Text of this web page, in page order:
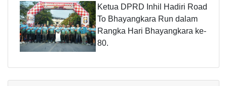
Ketua DPRD Inhil Hadiri Road
To Bhayangkara Run dalam
Rangka Hari Bhayangkara ke-
80.